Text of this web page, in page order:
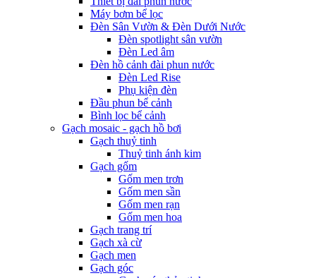
Máy bơm bể lọc
Đèn Sân Vườn & Đèn Dưới Nước
Đèn spotlight sân vườn
Đèn Led âm
Đèn hồ cảnh đài phun nước
Đèn Led Rise
Phụ kiện đèn
Đầu phun bể cảnh
Bình lọc bể cảnh
Gạch mosaic - gạch hồ bơi
Gạch thuỷ tinh
Thuỷ tinh ánh kim
Gạch gốm
Gốm men trơn
Gốm men sần
Gốm men rạn
Gốm men hoa
Gạch trang trí
Gạch xà cừ
Gạch men
Gạch góc